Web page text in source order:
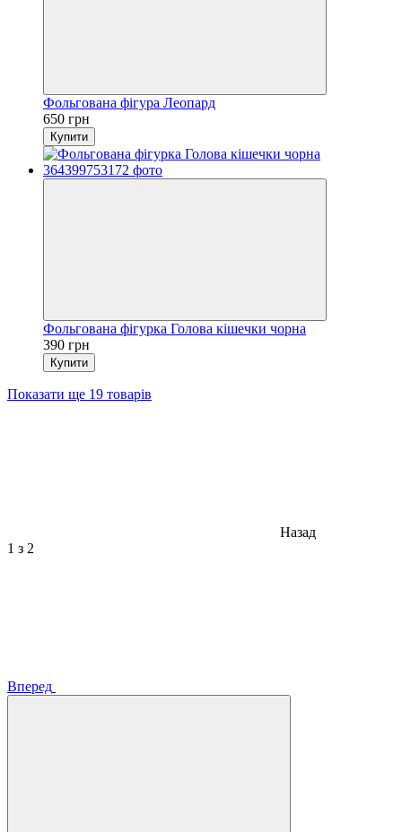
Фольгована фігура Леопард
650 грн
Купити
Фольгована фігурка Голова кішечки чорна
390 грн
Купити
Показати ще 19 товарів
Назад
1 з 2
Вперед